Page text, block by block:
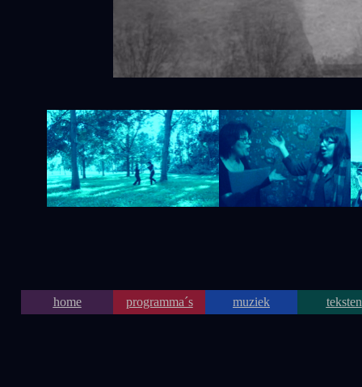
home programma´s muziek teksten